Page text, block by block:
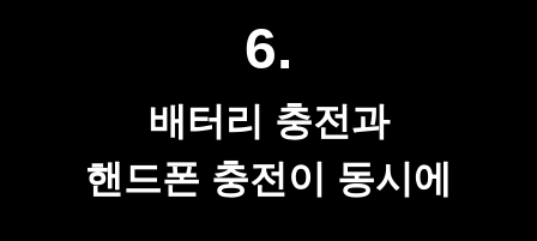
타사 제품과는 다르게 분리가 가능한 케이블은 사
용 환경에 따라 분리하여 사용 가능하며, 고속 충전
까지 지원해 활용성을 높였습니다.